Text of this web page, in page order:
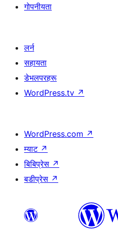
गोपनीयता
लर्न
सहायता
डेभलपरहरू
WordPress.tv ↗
WordPress.com ↗
म्याट ↗
बिबिप्रेस ↗
बडीप्रेस ↗